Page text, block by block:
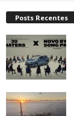
Posts Recentes